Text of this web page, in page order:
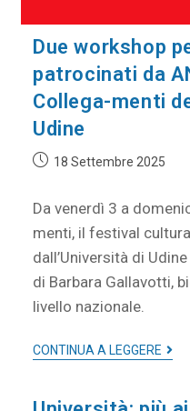
Due workshop
patrocinati da
Collega-menti
Udine
18 Settembre 2025
Da venerdì 3 a
menti, il festival
dall’Università di
di Barbara Gallavotti,
livello nazionale.
CONTINUA A LEGGERE